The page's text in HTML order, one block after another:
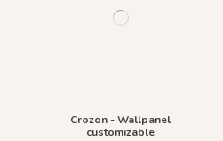
Crozon - Wallpanel
customizable